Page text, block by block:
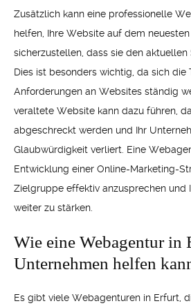
Zusätzlich kann eine professionelle
helfen, Ihre Website auf dem
sicherzustellen, dass sie den aktuellen
Dies ist besonders wichtig, da sich die
Anforderungen an Websites ständig
veraltete Website kann dazu führen,
abgeschreckt werden und Ihr
Glaubwürdigkeit verliert. Eine
Entwicklung einer Online-Marketing-
Zielgruppe effektiv anzusprechen und
weiter zu stärken.
Wie eine Webagentur in
Unternehmen helfen
Es gibt viele Webagenturen in Erfurt,